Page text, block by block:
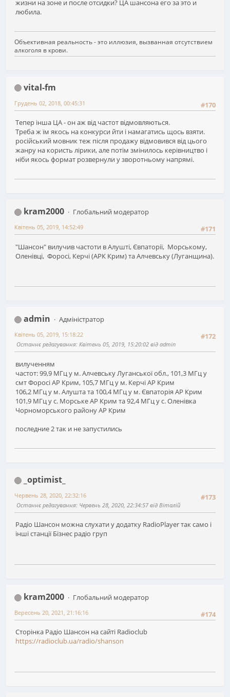
жизни на зоне и после отсидки? ЦА шансона его за это и
любила.
Объективная реальность - это иллюзия, вызванная отсутствием
алкоголя в крови.
vital-fm
#170
Грудень 02, 2018, 00:45:31
Тепер інша ЦА - он аж від частот відмовляються.
Треба ж їм якось на конкурси йти і намагатись щось взяти.
російський мовник теж після продажу відмовився від цього
жанру на користь лірики, але потім змінилось керівництво і
ніби якось формат розвернули у зворотньому напрямі.
kram2000
Глобальний модератор
#171
Квітень 05, 2019, 14:52:49
"Шансон" вилучив частоти в Алушті, Євпаторії, Морському,
Оленівці, Форосі, Керчі (АРК Крим) та Алчевську (Луганщина).
admin
Адміністратор
#172
Квітень 05, 2019, 15:18:22
Останнє редагування: Квітень 05, 2019, 15:20:02 від admin
вилученням
частот: 99,9 МГц у м. Алчевську Луганської обл., 101,3 МГц у
смт Форосі АР Крим, 105,7 МГц у м. Керчі АР Крим
106,2 МГц у м. Алушта та 100,4 МГц у м. Євпаторія АР Крим
101,9 МГц у с. Морське АР Крим та 92,4 МГц у с. Оленівка
Чорноморського району АР Крим
последние 2 так и не запустились
_optimist_
#173
Червень 28, 2020, 22:32:16
Останнє редагування: Червень 28, 2020, 22:34:57 від Віталій
Радіо Шансон можна слухати у додатку RadioPlayer так само і
інші станції Бізнес радіо груп
kram2000
Глобальний модератор
#174
Вересень 20, 2021, 21:16:16
Сторінка Радіо Шансон на сайті Radioclub
https://radioclub.ua/radio/shanson